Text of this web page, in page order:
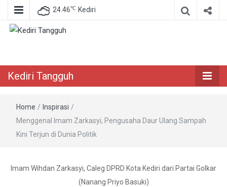
24.46℃ Kediri
Kediri Tangguh
Home / Inspirasi /
Menggenal Imam Zarkasyi, Pengusaha Daur Ulang Sampah
Kini Terjun di Dunia Politik
Imam Wihdan Zarkasyi, Caleg DPRD Kota Kediri dari Partai Golkar
(Nanang Priyo Basuki)